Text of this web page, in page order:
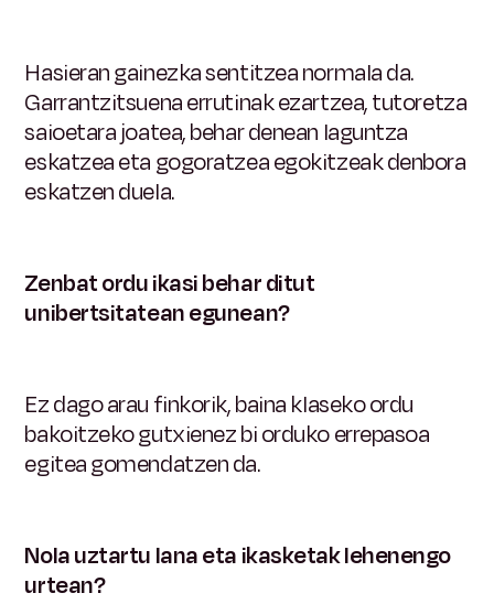
Hasieran gainezka sentitzea normala da.
Garrantzitsuena errutinak ezartzea, tutoretza
saioetara joatea, behar denean laguntza
eskatzea eta gogoratzea egokitzeak denbora
eskatzen duela.
Zenbat ordu ikasi behar ditut
unibertsitatean egunean?
Ez dago arau finkorik, baina klaseko ordu
bakoitzeko gutxienez bi orduko errepasoa
egitea gomendatzen da.
Nola uztartu lana eta ikasketak lehenengo
urtean?